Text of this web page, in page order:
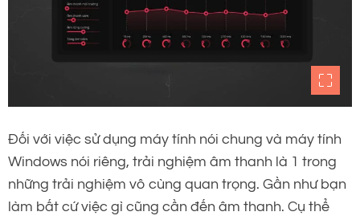
Đối với việc sử dụng máy tính nói chung và máy tính
Windows nói riêng, trải nghiệm âm thanh là 1 trong
những trải nghiệm vô cùng quan trọng. Gần như bạn
làm bất cứ việc gì cũng cần đến âm thanh. Cụ thể